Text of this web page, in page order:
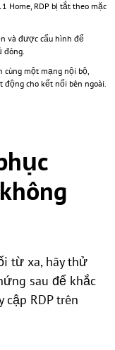
Home, RDP bị tắt theo mặc
và được cấu hình để
đông.
cùng một mạng nội bộ,
động cho kết nối bên ngoài.
từ xa, hãy thử
sau để khắc
RDP trên